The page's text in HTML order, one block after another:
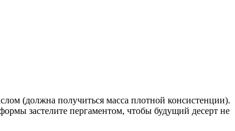
(должна получиться масса плотной консистенции).
застелите пергаментом, чтобы будущий десерт не